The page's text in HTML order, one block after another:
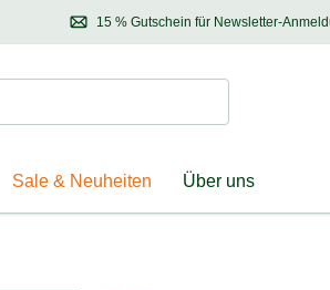
15 % Gutschein für Newsletter-
Entdecken Sie
Ernährungsberatung:
Suchen
Sale & Neuheiten Über uns